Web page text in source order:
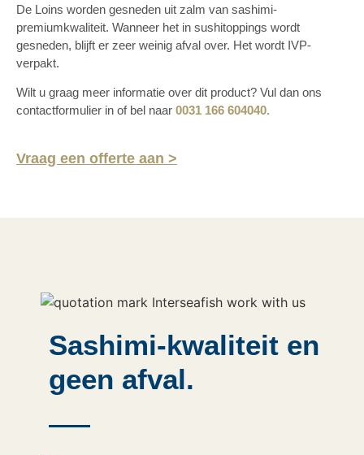
De Loins worden gesneden uit zalm van sashimi-
premiumkwaliteit. Wanneer het in sushitoppings wordt
gesneden, blijft er zeer weinig afval over. Het wordt IVP-
verpakt.
Wilt u graag meer informatie over dit product? Vul dan ons
contactformulier in of bel naar 0031 166 604040.
Vraag een offerte aan >
Sashimi-kwaliteit en
geen afval.